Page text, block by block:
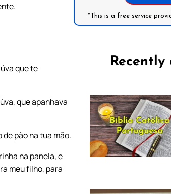
que te
que apanhava
pão na tua mão.
na panela, e
meu filho, para
*This is a free service
Recently
July